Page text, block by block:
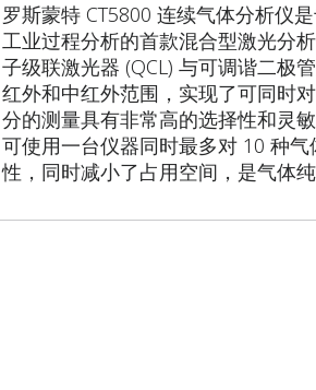
罗斯蒙特 CT5800 连续气体分析仪
工业过程分析的首款混合型激光分
子级联激光器 (QCL) 与可调谐二极
红外和中红外范围，实现了可同时
分的测量具有非常高的选择性和灵
可使用一台仪器同时最多对 10 种
性，同时减小了占用空间，是气体